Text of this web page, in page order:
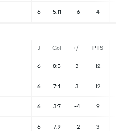
6 5:11 -6 4
J Gol +/- PTS
6 8:5 3 12
6 7:4 3 12
6 3:7 -4 9
6 7:9 -2 3